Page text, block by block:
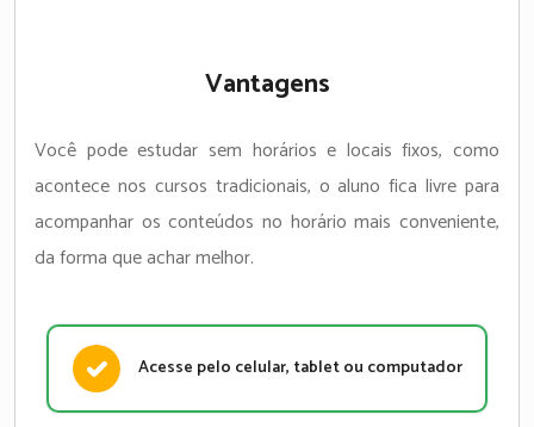
Vantagens
Você pode estudar sem horários e locais fixos, como
acontece nos cursos tradicionais, o aluno fica livre para
acompanhar os conteúdos no horário mais conveniente,
da forma que achar melhor.
Acesse pelo celular, tablet ou computador